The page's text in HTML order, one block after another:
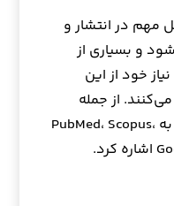
مهم در انتشار و
و بسیاری از
خود از این
از جمله
پایگاه‌های معروف A&I می‌توان به PubMed، Scopus،